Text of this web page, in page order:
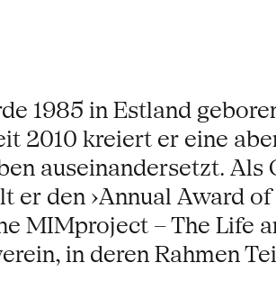
1985 in Estland
2010 kreiert er eine
auseinandersetzt. Als
er den ›Annual Award
MIMproject – The Life
in deren Rahmen